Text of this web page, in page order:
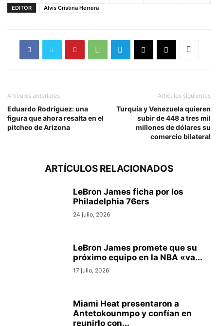
EDITOR Alvis Cristina Herrera
Artículos anteriores
Eduardo Rodríguez: una
figura que ahora resalta en el
pitcheo de Arizona
Artículos siguientes
Turquía y Venezuela quieren
subir de 448 a tres mil
millones de dólares su
comercio bilateral
ARTÍCULOS RELACIONADOS
LeBron James ficha por los
Philadelphia 76ers
24 julio, 2026
LeBron James promete que su
próximo equipo en la NBA «va...
17 julio, 2026
Miami Heat presentaron a
Antetokounmpo y confían en
reunirlo con...